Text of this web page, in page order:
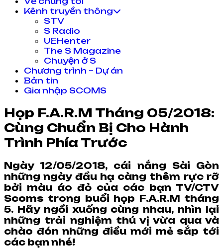
Kênh truyền thông
STV
S Radio
UEHenter
The S Magazine
Chuyện ở S
Chương trình – Dự án
Bản tin
Gia nhập SCOMS
Họp F.A.R.M Tháng 05/2018:
Cùng Chuẩn Bị Cho Hành
Trình Phía Trước
Ngày 12/05/2018, cái nắng Sài Gòn
những ngày đầu hạ càng thêm rực rỡ
bởi màu áo đỏ của các bạn TV/CTV
Scoms trong buổi họp F.A.R.M tháng
5. Hãy ngồi xuống cùng nhau, nhìn lại
những trải nghiệm thú vị vừa qua và
chào đón những điều mới mẻ sắp tới
các bạn nhé!